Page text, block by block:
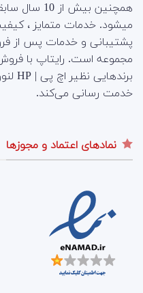
همچنین بیش
میشود. خدمات متمایز ،
پشتیبانی و خدمات پس از
مجموعه است. رایتاپ با
خدمت رسانی می‌کند.
نمادهای اعتماد و مجوزها